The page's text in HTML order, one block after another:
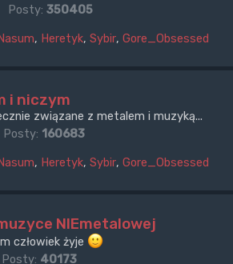
Posty: 350405
, Heretyk, Sybir, Gore_Obsessed
i niczym
związane z metalem i muzyką...
160683
, Heretyk, Sybir, Gore_Obsessed
NIEmetalowej
człowiek żyje
40173